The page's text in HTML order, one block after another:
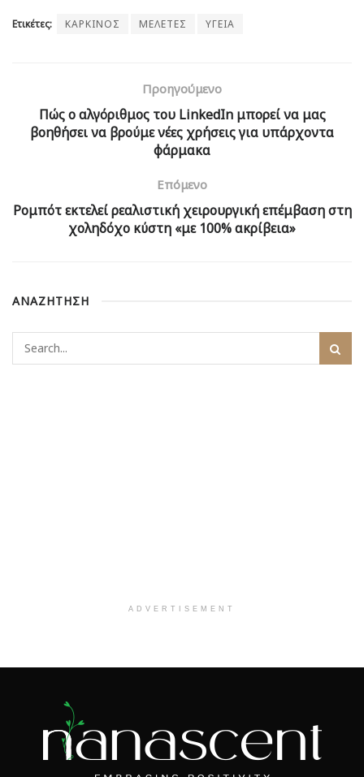
Ετικέτες: ΚΑΡΚΙΝΟΣ ΜΕΛΕΤΕΣ ΥΓΕΙΑ
Προηγούμενο
Πώς ο αλγόριθμος του LinkedIn μπορεί να μας
βοηθήσει να βρούμε νέες χρήσεις για υπάρχοντα
φάρμακα
Επόμενο
Ρομπότ εκτελεί ρεαλιστική χειρουργική επέμβαση στη
χοληδόχο κύστη «με 100% ακρίβεια»
ΑΝΑΖΗΤΗΣΗ
ADVERTISEMENT